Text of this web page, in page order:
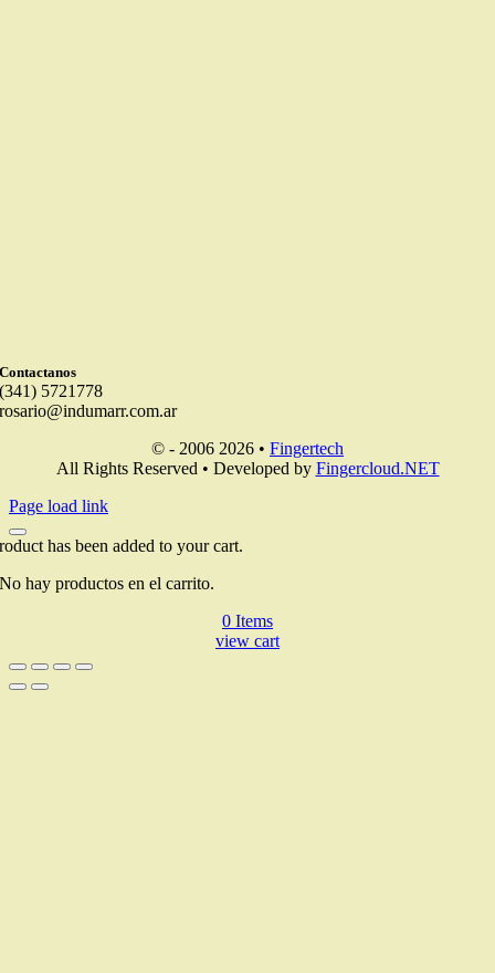
Contactanos
(341) 5721778
rosario@indumarr.com.ar
© - 2006 2026 • Fingertech
All Rights Reserved • Developed by Fingercloud.NET
Page load link
has been added to your cart.
No hay productos en el carrito.
0 Items
view cart